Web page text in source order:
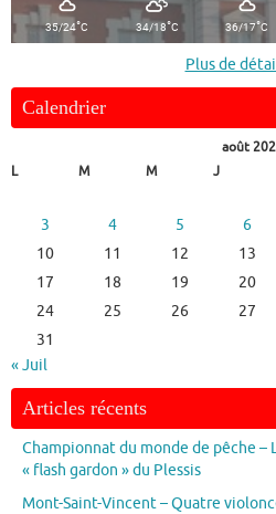
35/24°C 34/18°C 36/17°C
Plus de
Calendrier
août
L
M M J
3
4 5 6
10
11 12 13
17
18 19 20
24
25 26 27
31
« Juil
Articles récents
Championnat du monde de pêche –
« flash gardon » du Plessis
Mont-Saint-Vincent – Quatre